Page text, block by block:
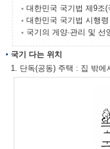
대한민국 국기법 제9조
대한민국 국기법 시행
국기의 게양·관리 및
국기 다는 위치
1. 단독(공동) 주택 : 집 밖